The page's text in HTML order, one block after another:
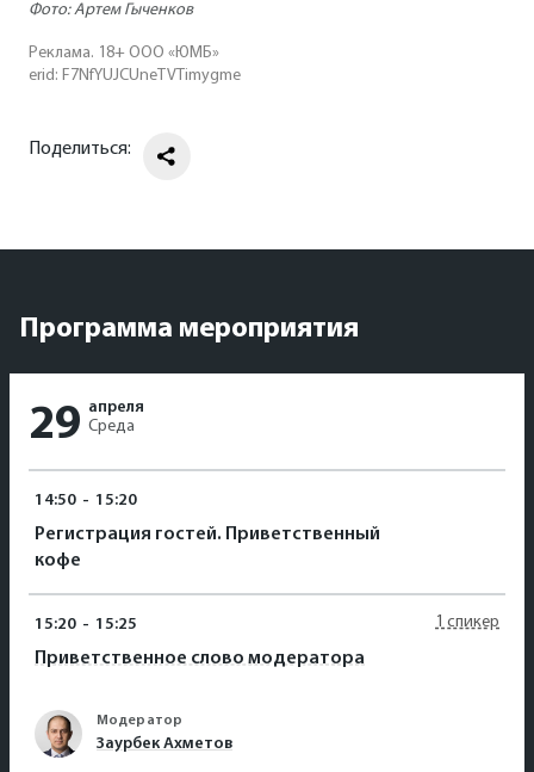
Фото: Артем Гыченков
Реклама. 18+ ООО «ЮМБ»
erid: F7NfYUJCUneTVTimygme
Поделиться:
Программа мероприятия
29 апреля
Среда
14:50 - 15:20
Регистрация гостей. Приветственный
кофе
15:20 - 15:25
Приветственное слово модератора
1 спикер
Модератор
Заурбек Ахметов